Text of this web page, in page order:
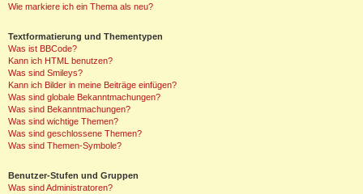
Wie markiere ich ein Thema als neu?
Textformatierung und Thementypen
Was ist BBCode?
Kann ich HTML benutzen?
Was sind Smileys?
Kann ich Bilder in meine Beiträge einfügen?
Was sind globale Bekanntmachungen?
Was sind Bekanntmachungen?
Was sind wichtige Themen?
Was sind geschlossene Themen?
Was sind Themen-Symbole?
Benutzer-Stufen und Gruppen
Was sind Administratoren?